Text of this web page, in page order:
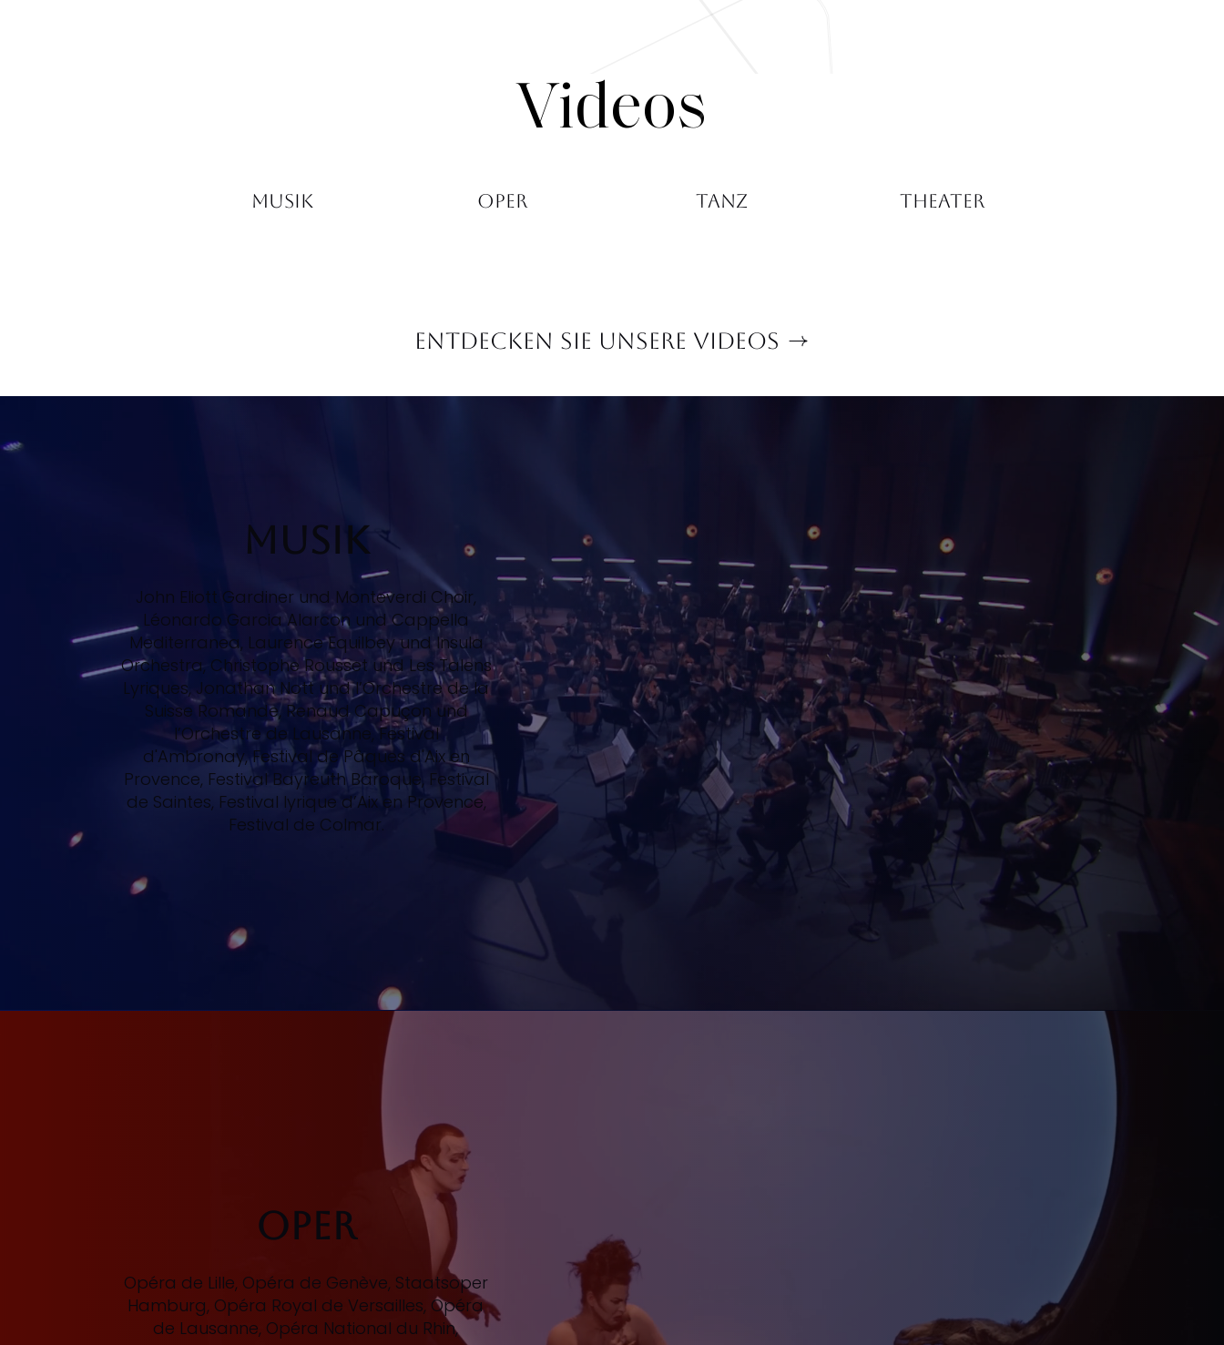
Videos
Videos
Musik Oper Tanz Theater
Entdecken Sie unsere Videos
Musik
John Eliott Gardiner und Monteverdi Choir,
Léonardo Garcia Alarcon und Cappella
Mediterranea, Laurence Equilbey und Insula
Orchestra, Christophe Rousset und Les Talens
Lyriques, Jonathan Nott und l’Orchestre de la
Suisse Romande, Renaud Capuçon und
l’Orchestre de Lausanne, Festival
d'Ambronay, Festival de Pâques d'Aix en
Provence, Festival Bayreuth Baroque, Festival
de Saintes, Festival lyrique d’Aix en Provence,
Festival de Colmar.
Oper
Opéra de Lille, Opéra de Genève, Staatsoper
Hamburg, Opéra Royal de Versailles, Opéra
de Lausanne, Opéra National du Rhin,